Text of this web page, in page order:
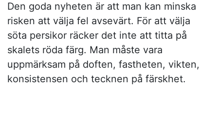
Den goda nyheten är att man kan minska
risken att välja fel avsevärt. För att välja
söta persikor räcker det inte att titta på
skalets röda färg. Man måste vara
uppmärksam på doften, fastheten, vikten,
konsistensen och tecknen på färskhet.